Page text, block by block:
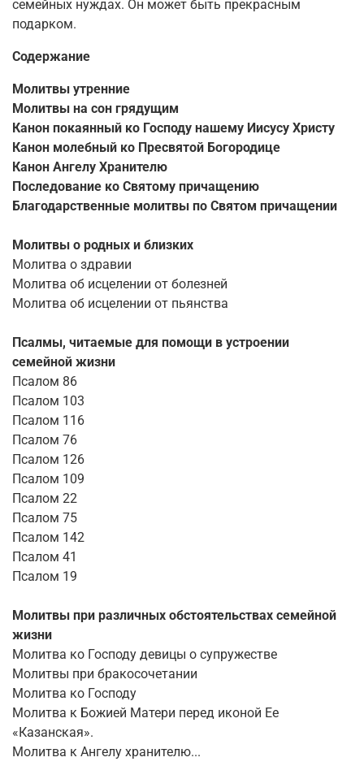
семейных нуждах. Он может быть прекрасным
подарком.
Содержание
Молитвы утренние
Молитвы на сон грядущим
Канон покаянный ко Господу нашему Иисусу Христу
Канон молебный ко Пресвятой Богородице
Канон Ангелу Хранителю
Последование ко Святому причащению
Благодарственные молитвы по Святом причащении
Молитвы о родных и близких
Молитва о здравии
Молитва об исцелении от болезней
Молитва об исцелении от пьянства
Псалмы, читаемые для помощи в устроении
семейной жизни
Псалом 86
Псалом 103
Псалом 116
Псалом 76
Псалом 126
Псалом 109
Псалом 22
Псалом 75
Псалом 142
Псалом 41
Псалом 19
Молитвы при различных обстоятельствах семейной
жизни
Молитва ко Господу девицы о супружестве
Молитвы при бракосочетании
Молитва ко Господу
Молитва к Божией Матери перед иконой Ее
«Казанская».
Молитва к Ангелу хранителю...